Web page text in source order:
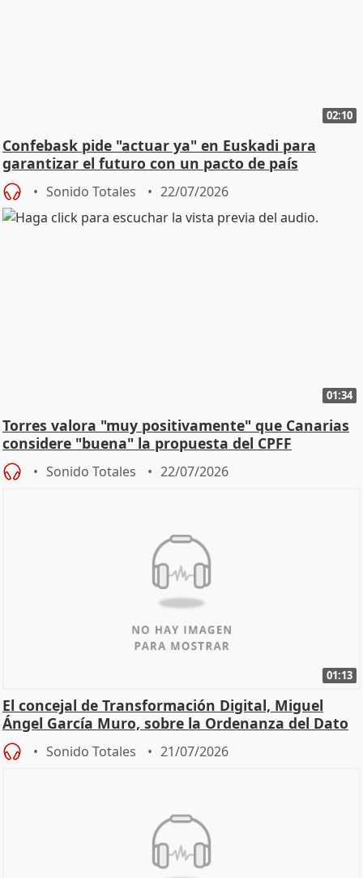
02:10
Confebask pide "actuar ya" en Euskadi para
garantizar el futuro con un pacto de país
Sonido Totales 22/07/2026
01:34
Torres valora "muy positivamente" que Canarias
considere "buena" la propuesta del CPFF
Sonido Totales 22/07/2026
01:13
El concejal de Transformación Digital, Miguel
Ángel García Muro, sobre la Ordenanza del Dato
Sonido Totales 21/07/2026